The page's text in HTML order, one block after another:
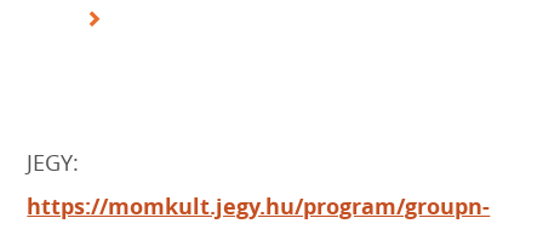
JEGY:
https://momkult.jegy.hu/program/groupn-